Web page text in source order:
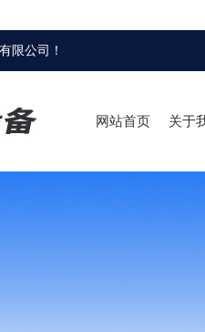
限公司 ！
网站首页 关于